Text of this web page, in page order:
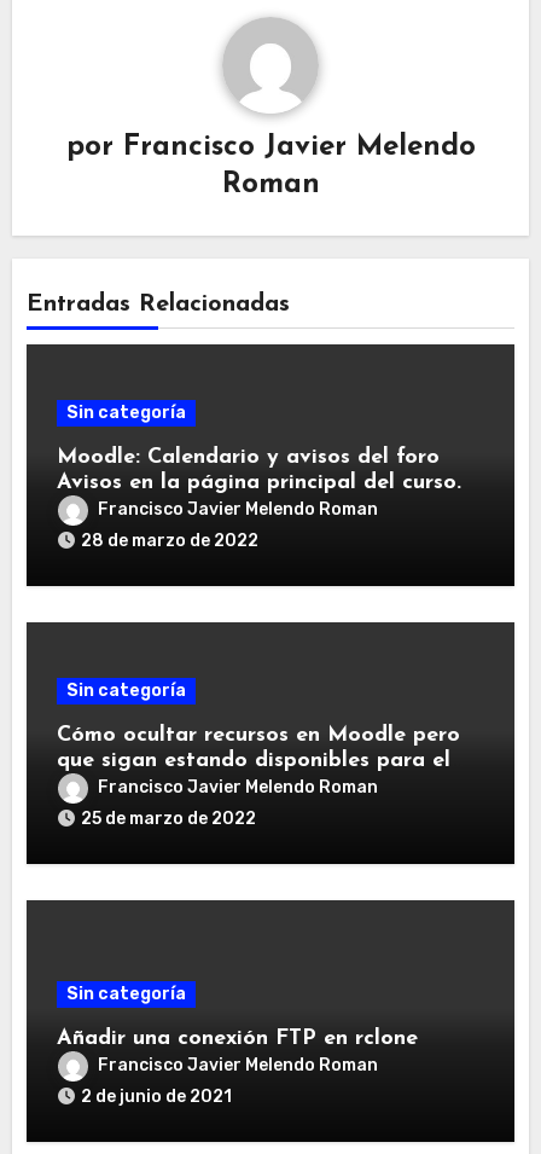
por Francisco Javier Melendo
Roman
Entradas Relacionadas
Sin categoría
Moodle: Calendario y avisos del foro
Avisos en la página principal del curso.
Francisco Javier Melendo Roman
28 de marzo de 2022
Sin categoría
Cómo ocultar recursos en Moodle pero
que sigan estando disponibles para el
alumnado
Francisco Javier Melendo Roman
25 de marzo de 2022
Sin categoría
Añadir una conexión FTP en rclone
Francisco Javier Melendo Roman
2 de junio de 2021